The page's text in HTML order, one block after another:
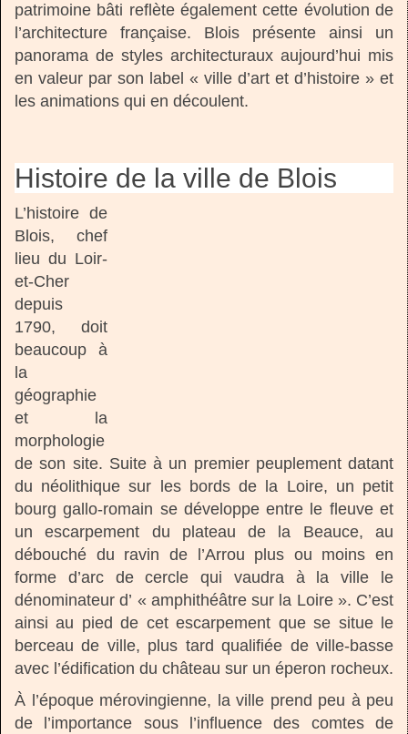
patrimoine bâti reflète également cette évolution de
l’architecture française. Blois présente ainsi un
panorama de styles architecturaux aujourd’hui mis
en valeur par son label « ville d’art et d’histoire » et
les animations qui en découlent.
Histoire de la ville de Blois
L’histoire de
Blois, chef
lieu du Loir-
et-Cher
depuis
1790, doit
beaucoup à
la
géographie
et la
morphologie
de son site. Suite à un premier peuplement datant
du néolithique sur les bords de la Loire, un petit
bourg gallo-romain se développe entre le fleuve et
un escarpement du plateau de la Beauce, au
débouché du ravin de l’Arrou plus ou moins en
forme d’arc de cercle qui vaudra à la ville le
dénominateur d’ « amphithéâtre sur la Loire ». C’est
ainsi au pied de cet escarpement que se situe le
berceau de ville, plus tard qualifiée de ville-basse
avec l’édification du château sur un éperon rocheux.
À l’époque mérovingienne, la ville prend peu à peu
de l’importance sous l’influence des comtes de